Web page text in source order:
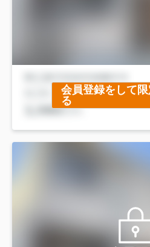
会員登録をして
る